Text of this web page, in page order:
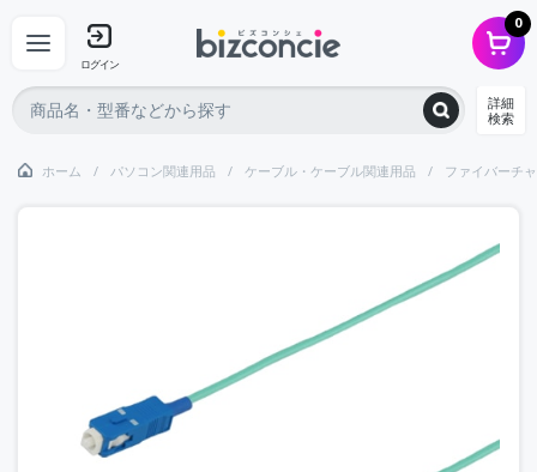
ログイン
0
詳細
検索
ホーム パソコン関連用品 ケーブル・ケーブル関連用品 ファイバーチ